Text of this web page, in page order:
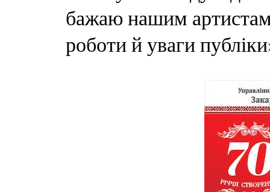
бажаю нашим
роботи й уваги